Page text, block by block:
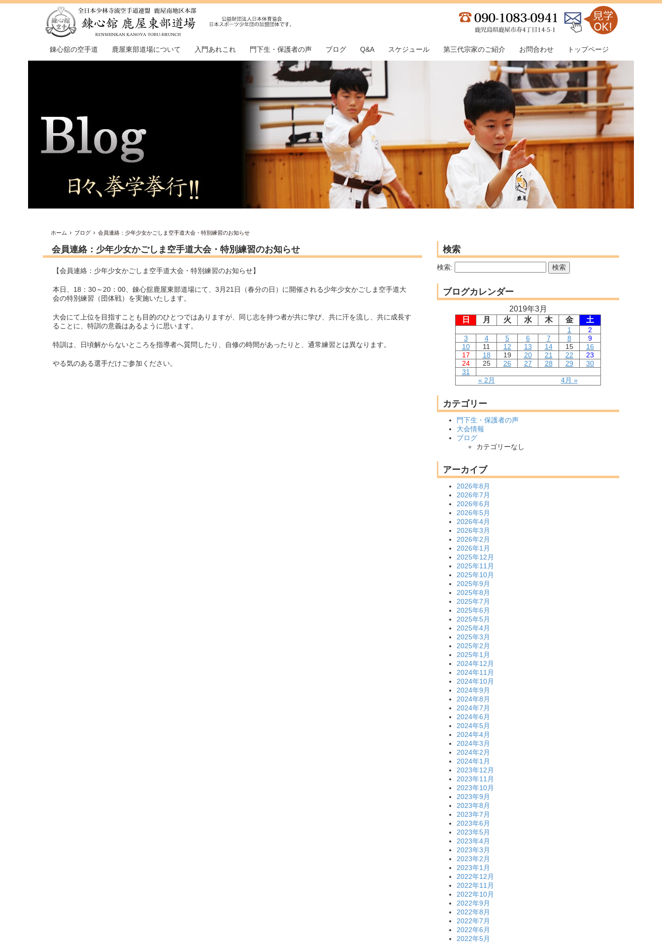
錬心舘の空手道 鹿屋東部道場について 入門あれこれ 門下生・保護者の声 ブログ Q&A スケジュール 第三代宗家のご紹介 お問合わせ トップページ
ホーム ブログ 会員連絡：少年少女かごしま空手道大会・特別練習のお知らせ
会員連絡：少年少女かごしま空手道大会・特別練習のお知らせ
【会員連絡：少年少女かごしま空手道大会・特別練習のお知らせ】
本日、18：30～20：00、錬心舘鹿屋東部道場にて、3月21日（春分の日）に開催される少年少女かごしま空手道大
会の特別練習（団体戦）を実施いたします。
大会にて上位を目指すことも目的のひとつではありますが、同じ志を持つ者が共に学び、共に汗を流し、共に成長す
ることに、特訓の意義はあるように思います。
特訓は、日頃解からないところを指導者へ質問したり、自修の時間があったりと、通常練習とは異なります。
やる気のある選手だけご参加ください。
検索
検索:
ブログカレンダー
2019年3月
日
月 火 水 木 金 土
« 2月 4月 »
1
2
3
4 5 6 7 8
9
10
11 12 13 14 15
16
17
18 19 20 21 22
23
24
25 26 27 28 29
30
31
カテゴリー
門下生・保護者の声
大会情報
ブログ
カテゴリーなし
アーカイブ
2026年8月
2026年7月
2026年6月
2026年5月
2026年4月
2026年3月
2026年2月
2026年1月
2025年12月
2025年11月
2025年10月
2025年9月
2025年8月
2025年7月
2025年6月
2025年5月
2025年4月
2025年3月
2025年2月
2025年1月
2024年12月
2024年11月
2024年10月
2024年9月
2024年8月
2024年7月
2024年6月
2024年5月
2024年4月
2024年3月
2024年2月
2024年1月
2023年12月
2023年11月
2023年10月
2023年9月
2023年8月
2023年7月
2023年6月
2023年5月
2023年4月
2023年3月
2023年2月
2023年1月
2022年12月
2022年11月
2022年10月
2022年9月
2022年8月
2022年7月
2022年6月
2022年5月